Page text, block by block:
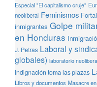
Especial "El capitalismo cruje"
neoliberal Feminismos
inmigrantes Golpe
en Honduras
J. Petras Laboral y
globales) laboratorio
indignación toma las plazas
Libros y documentos Masacre